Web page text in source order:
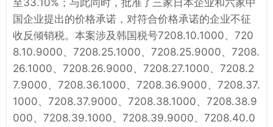
国企业提出的价格承诺，对符合价格承诺的企业不征
收反倾销税。本案涉及韩国税号7208.10.1000、720
8.10.9000、7208.25.1000、7208.25.9000、7208.
26.1000、7208.26.9000、7208.27.1000、7208.2
7.9000、7208.36.1000、7208.36.9000、7208.37.
1000、7208.37.9000、7208.38.1000、7208.38.9
000、7208.39.1000、7208.39.9000、7208.40.0